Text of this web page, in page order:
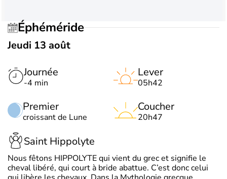
Éphéméride
Jeudi 13 août
Journée
-4 min
Premier
croissant de Lune
Lever
05h42
Coucher
20h47
Saint Hippolyte
Nous fêtons HIPPOLYTE qui vient du grec et signifie le
cheval libéré, qui court à bride abattue. C’est donc celui